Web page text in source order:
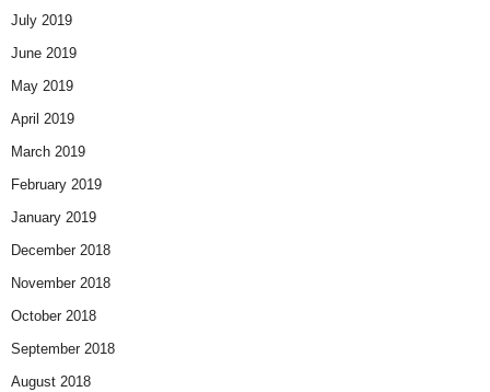
July 2019
June 2019
May 2019
April 2019
March 2019
February 2019
January 2019
December 2018
November 2018
October 2018
September 2018
August 2018